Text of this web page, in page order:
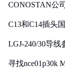
CONOSTAN公
C13和C14插头
LGJ-240/30导
寻找nce01p30k